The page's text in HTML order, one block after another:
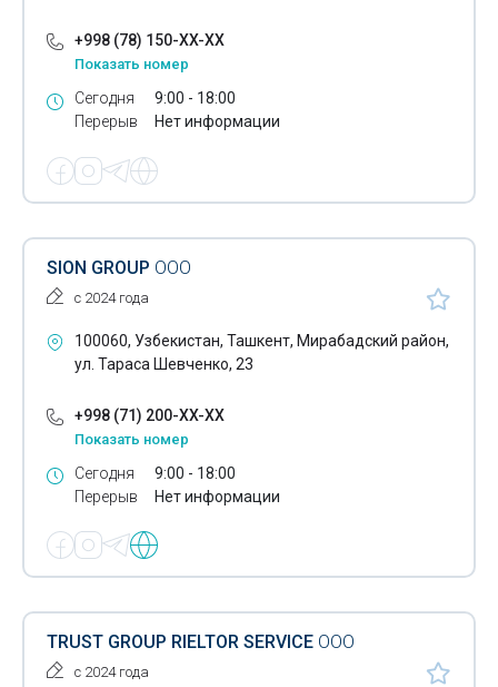
+998 (78) 150-XX-XX
Показать номер
Сегодня
Перерыв
9:00 - 18:00
Нет информации
SION GROUP ООО
с 2024 года
100060, Узбекистан, Ташкент, Мирабадский район,
ул. Тараса Шевченко, 23
+998 (71) 200-XX-XX
Показать номер
Сегодня
Перерыв
9:00 - 18:00
Нет информации
TRUST GROUP RIELTOR SERVICE ООО
с 2024 года